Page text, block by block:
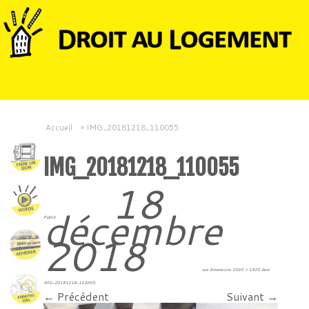
Accueil » IMG_20181218_110055
IMG_20181218_110055
Publié 18
décembre
2018 aux dimensions 2560 × 1920 dans
IMG_20181218_110055.
← Précédent Suivant →